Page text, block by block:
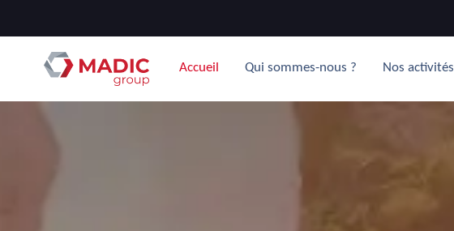
Accueil Qui sommes-nous ? Nos activités